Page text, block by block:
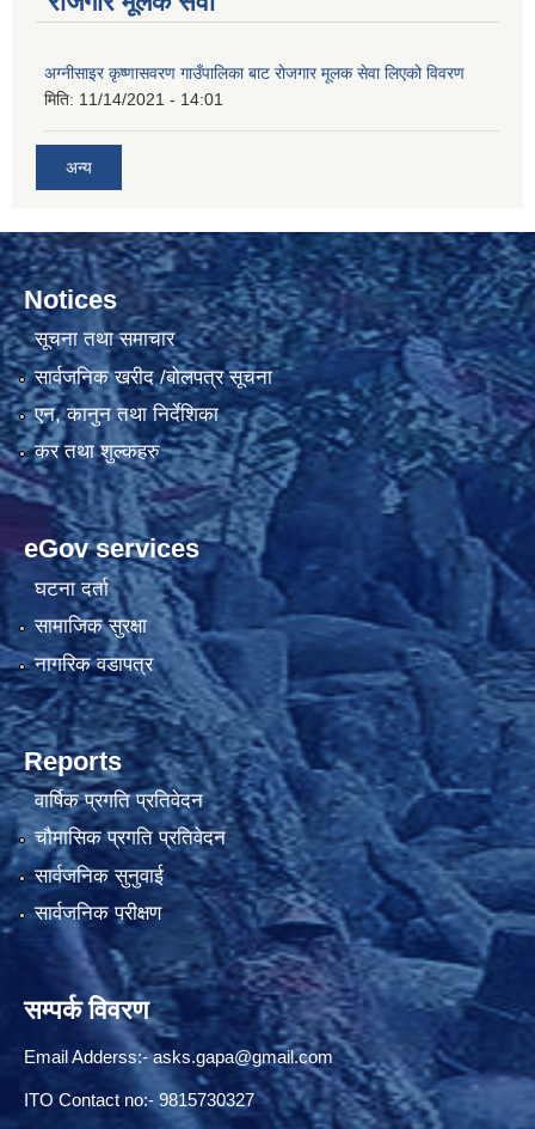
अग्नीसाइर कृष्णासवरण गाउँपालिका बाट रोजगार मूलक सेवा लिएको विवरण
मिति: 11/14/2021 - 14:01
अन्य
Notices
सूचना तथा समाचार
सार्वजनिक खरीद /बोलपत्र सूचना
एन, कानुन तथा निर्देशिका
कर तथा शुल्कहरु
eGov services
घटना दर्ता
सामाजिक सुरक्षा
नागरिक वडापत्र
Reports
वार्षिक प्रगति प्रतिवेदन
चौमासिक प्रगति प्रतिवेदन
सार्वजनिक सुनुवाई
सार्वजनिक परीक्षण
सम्पर्क विवरण
Email Adderss:-asks.gapa@gmail.com
ITO Contact no:- 9815730327